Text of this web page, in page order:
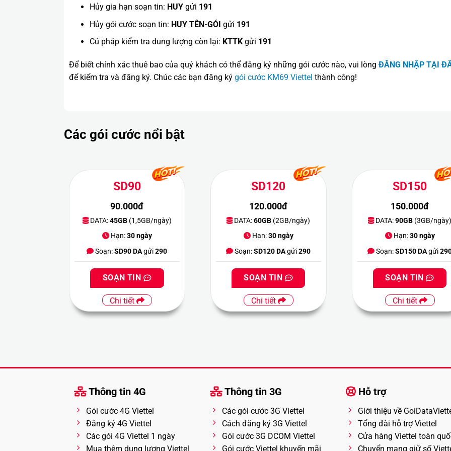
Hủy gia hạn soạn tin: HUYgửi 191
Hủy gói cước soạn tin: HUY TÊN-GÓI gửi 191
Cú pháp kiểm tra dung lượng còn lại: KTTKgửi 191
Để biết chính xác thuê bao của quý khách có thể đăng ký những gói cước nào, vui lòng ĐĂNG NHẬP TẠI
để kiểm tra và đăng ký. Chúc các bạn đăng ký gói cước KM69 Viettel thành công!
Các gói cước nổi bật
SD90
90.000đ
DATA:45GB(1,5GB/ngày)
Hạn:30 ngày
Soạn:SD90 DAgửi290
SOẠN TIN
Chi tiết
SD120
120.000đ
DATA:60GB (2GB/ngày)
Hạn:30 ngày
Soạn:SD120 DAgửi290
SOẠN TIN
Chi tiết
SD150
150.000đ
DATA:90GB (3GB/
Hạn:30 ngày
Soạn:SD150 DAgửi
SOẠN TIN
Chi tiết
Thông tin 4G
Gói cước 4G Viettel
Đăng ký 4G Viettel
Các gói 4G Viettel 1 ngày
Mua thêm dung lượng Viettel
Thông tin 3G
Các gói cước 3G Viettel
Cách đăng ký 3G Viettel
Gói cước 3G DCOM Viettel
Gói cước Viettel khuyến mãi
Hỗ trợ
Giới thiệu về
Tổng đài hỗ trợ Viettel
Cửa hàng Viettel toàn
Chuyển mạng giữ số